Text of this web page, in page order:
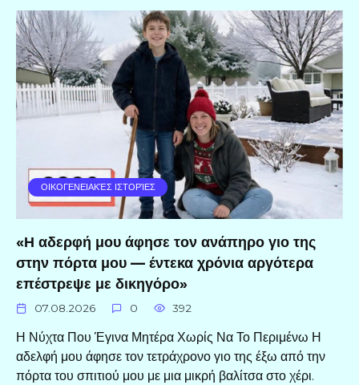
ΟΙΚΟΓΕΝΕΙΑΚΈΣ ΙΣΤΟΡΊΕΣ
«Η αδερφή μου άφησε τον ανάπηρο γιο της
στην πόρτα μου — έντεκα χρόνια αργότερα
επέστρεψε με δικηγόρο»
07.08.2026 0 392
Η Νύχτα Που Έγινα Μητέρα Χωρίς Να Το Περιμένω Η
αδελφή μου άφησε τον τετράχρονο γιο της έξω από την
πόρτα του σπιτιού μου με μια μικρή βαλίτσα στο χέρι.